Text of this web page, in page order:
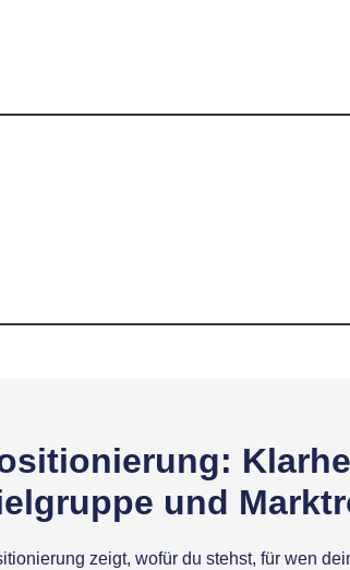
und
zeigt, wofür du stehst, für wen